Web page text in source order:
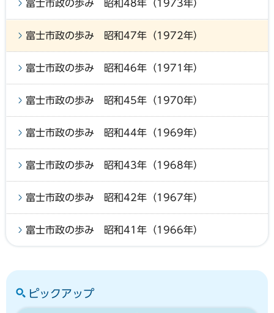
富士市政の歩み 昭和48年（1973年）
富士市政の歩み 昭和47年（1972年）
富士市政の歩み 昭和46年（1971年）
富士市政の歩み 昭和45年（1970年）
富士市政の歩み 昭和44年（1969年）
富士市政の歩み 昭和43年（1968年）
富士市政の歩み 昭和42年（1967年）
富士市政の歩み 昭和41年（1966年）
ピックアップ